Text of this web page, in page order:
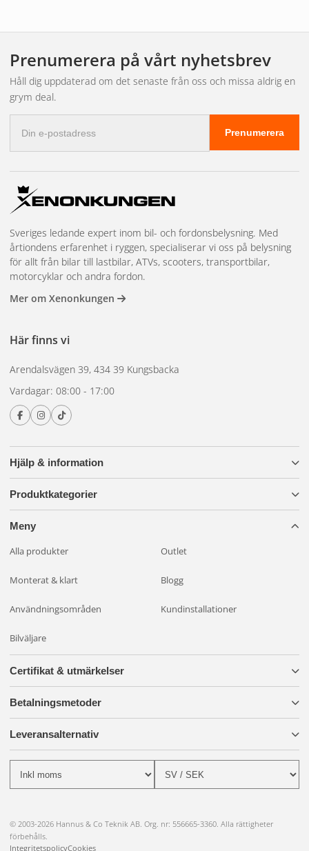
Prenumerera på vårt nyhetsbrev
Håll dig uppdaterad om det senaste från oss och missa aldrig en
grym deal.
postadress
Prenumerera
Hjälp & information
Produktkategorier
Meny
Alla produkter Outlet
Monterat & klart Blogg
Användningsområden Kundinstallationer
Bilväljare
Sveriges ledande expert inom bil- och fordonsbelysning. Med
årtiondens erfarenhet i ryggen, specialiserar vi oss på belysning
för allt från bilar till lastbilar, ATVs, scooters, transportbilar,
motorcyklar och andra fordon.
Mer om Xenonkungen
Här finns vi
Arendalsvägen 39, 434 39 Kungsbacka
Vardagar: 08:00 - 17:00
Certifikat & utmärkelser
Betalningsmetoder
Leveransalternativ
© 2003-2026 Hannus & Co Teknik AB. Org. nr: 556665-3360. Alla rättigheter
förbehålls.
IntegritetspolicyCookies